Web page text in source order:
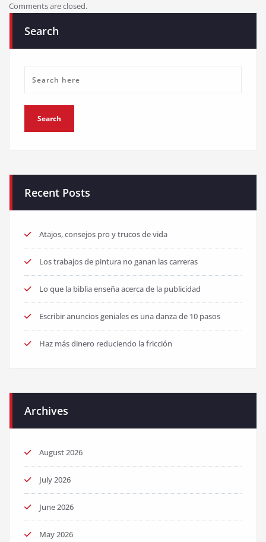
Comments are closed.
Search
Recent Posts
Atajos, consejos pro y trucos de vida
Los trabajos de pintura no ganan las carreras
Lo que la biblia enseña acerca de la publicidad
Escribir anuncios geniales es una danza de 10 pasos
Haz más dinero reduciendo la fricción
Archives
August 2026
July 2026
June 2026
May 2026